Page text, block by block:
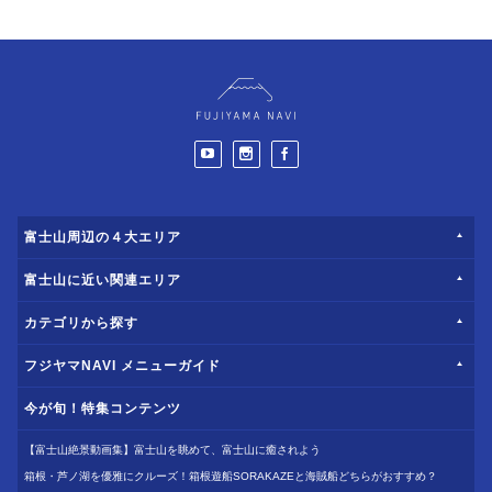
富士山周辺の４大エリア
富士山に近い関連エリア
カテゴリから探す
フジヤマNAVI メニューガイド
今が旬！特集コンテンツ
【富士山絶景動画集】富士山を眺めて、富士山に癒されよう
箱根・芦ノ湖を優雅にクルーズ！箱根遊船SORAKAZEと海賊船どちらがおすすめ？